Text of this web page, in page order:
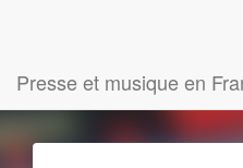
Presse et musique en